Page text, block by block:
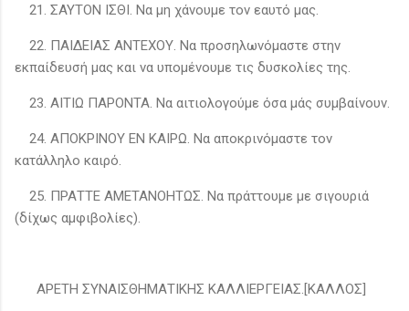
21. ΣΑΥΤΟΝ ΙΣΘΙ. Να μη χάνουμε τον εαυτό μας.
22. ΠΑΙΔΕΙΑΣ ΑΝΤΕΧΟΥ. Να προσηλωνόμαστε στην
εκπαίδευσή μας και να υπομένουμε τις δυσκολίες της.
23. ΑΙΤΙΩ ΠΑΡΟΝΤΑ. Να αιτιολογούμε όσα μάς συμβαίνουν.
24. ΑΠΟΚΡΙΝΟΥ ΕΝ ΚΑΙΡΩ. Να αποκρινόμαστε τον
κατάλληλο καιρό.
25. ΠΡΑΤΤΕ ΑΜΕΤΑΝΟΗΤΩΣ. Να πράττουμε με σιγουριά
(δίχως αμφιβολίες).
ΑΡΕΤΗ ΣΥΝΑΙΣΘΗΜΑΤΙΚΗΣ ΚΑΛΛΙΕΡΓΕΙΑΣ.[ΚΑΛΛΟΣ]